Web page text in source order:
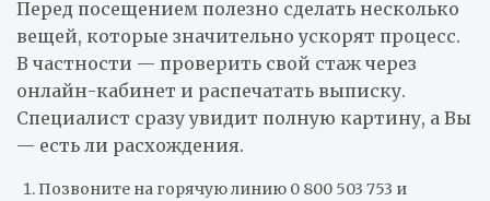
Перед посещением полезно сделать несколько
вещей, которые значительно ускорят процесс.
В частности — проверить свой стаж через
онлайн-кабинет и распечатать выписку.
Специалист сразу увидит полную картину, а Вы
— есть ли расхождения.
Позвоните на горячую линию 0 800 503 753 и